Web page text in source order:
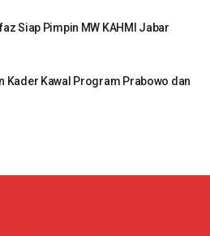
Siap Pimpin MW KAHMI Jabar
Kader Kawal Program Prabowo dan